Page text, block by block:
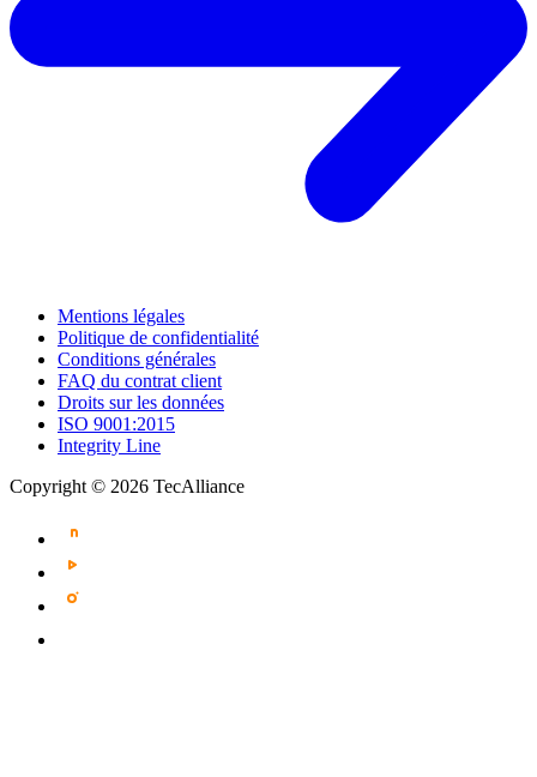
Mentions légales
Politique de confidentialité
Conditions générales
FAQ du contrat client
Droits sur les données
ISO 9001:2015
Integrity Line
Copyright © 2026 TecAlliance